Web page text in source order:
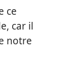
ce
car il
notre